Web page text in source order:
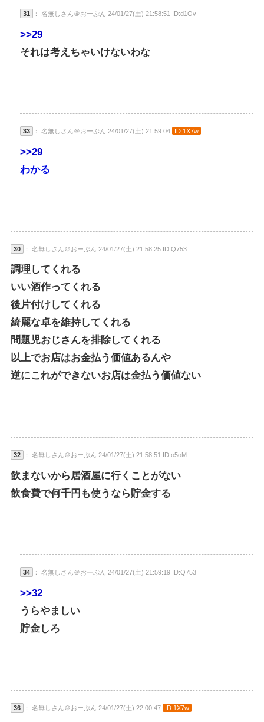
31 ： 名無しさん＠おーぷん 24/01/27(土) 21:58:51 ID:d1Ov
>>29
それは考えちゃいけないわな
33 ： 名無しさん＠おーぷん 24/01/27(土) 21:59:04 ID:1X7w
>>29
わかる
30 ： 名無しさん＠おーぷん 24/01/27(土) 21:58:25 ID:Q753
調理してくれる
いい酒作ってくれる
後片付けしてくれる
綺麗な卓を維持してくれる
問題児おじさんを排除してくれる
以上でお店はお金払う価値あるんや
逆にこれができないお店は金払う価値ない
32 ： 名無しさん＠おーぷん 24/01/27(土) 21:58:51 ID:o5oM
飲まないから居酒屋に行くことがない
飲食費で何千円も使うなら貯金する
34 ： 名無しさん＠おーぷん 24/01/27(土) 21:59:19 ID:Q753
>>32
うらやましい
貯金しろ
36 ： 名無しさん＠おーぷん 24/01/27(土) 22:00:47 ID:1X7w